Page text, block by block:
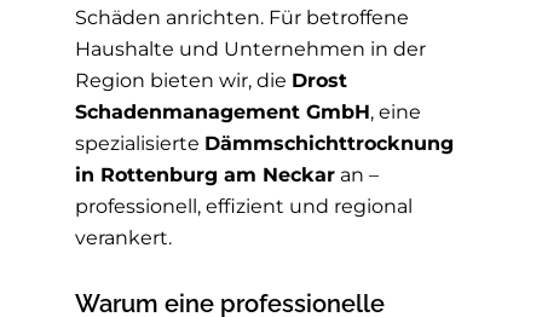
Schäden anrichten. Für betroffene
Haushalte und Unternehmen in der
Region bieten wir, die Drost
Schadenmanagement GmbH, eine
spezialisierte Dämmschichttrocknung
in Rottenburg am Neckar an –
professionell, effizient und regional
verankert.
Warum eine professionelle